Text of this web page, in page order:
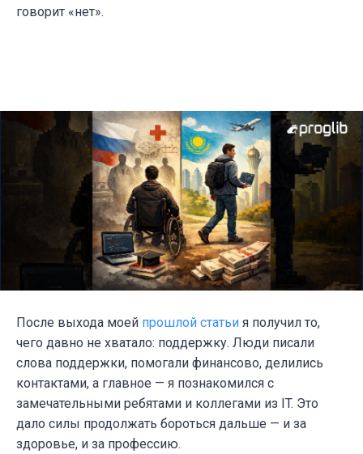
говорит «нет».
После выхода моей прошлой статьи я получил то,
чего давно не хватало: поддержку. Люди писали
слова поддержки, помогали финансово, делились
контактами, а главное — я познакомился с
замечательными ребятами и коллегами из IT. Это
дало силы продолжать бороться дальше — и за
здоровье, и за профессию.